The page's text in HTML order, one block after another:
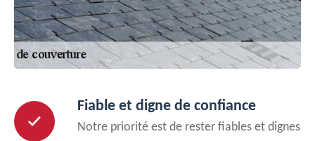
Fiable et digne de confiance
Notre priorité est de rester fiables et dignes